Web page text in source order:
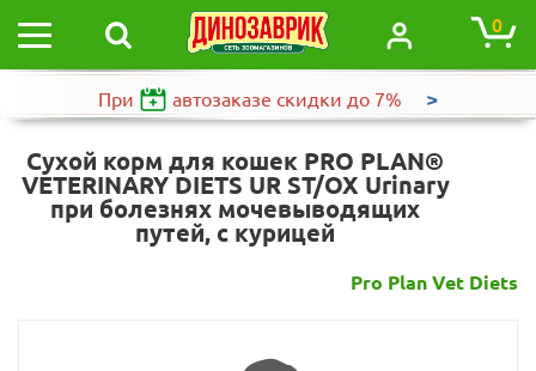
0
При автозаказе скидки до 7% >
Сухой корм для кошек PRO PLAN®
VETERINARY DIETS UR ST/OX Urinary
при болезнях мочевыводящих
путей, с курицей
Pro Plan Vet Diets